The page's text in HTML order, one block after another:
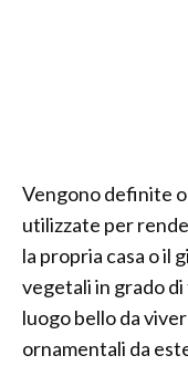
Vengono definite
utilizzate per
la propria casa o il
vegetali in grado
luogo bello da
ornamentali da